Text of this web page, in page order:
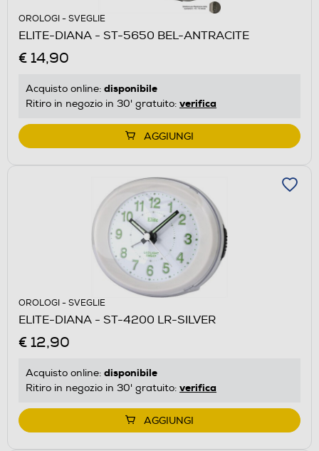
OROLOGI - SVEGLIE
ELITE-DIANA - ST-5650 BEL-ANTRACITE
€ 14,90
Acquisto online: disponibile
Ritiro in negozio in 30' gratuito: verifica
AGGIUNGI
OROLOGI - SVEGLIE
ELITE-DIANA - ST-4200 LR-SILVER
€ 12,90
Acquisto online: disponibile
Ritiro in negozio in 30' gratuito: verifica
AGGIUNGI